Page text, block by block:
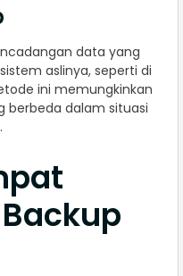
data yang
aslinya, seperti di
ini memungkinkan
berbeda dalam situasi